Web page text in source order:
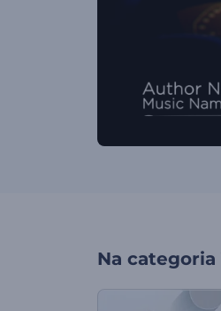
Na categoria